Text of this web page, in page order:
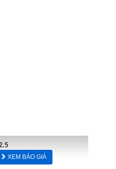
XEM BÁO GIÁ